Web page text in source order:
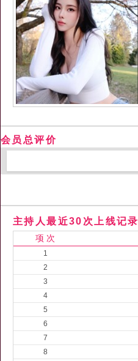
会员总评价
主持人最近30次上线记录
项 次
1
2
3
4
5
6
7
8